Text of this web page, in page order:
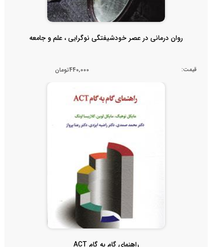
روان درمانی در عصر خودشیفتگی نوگرایی ، علم و جامعه
قیمت: 440,000تومان
راهنمای گام به گام ACT